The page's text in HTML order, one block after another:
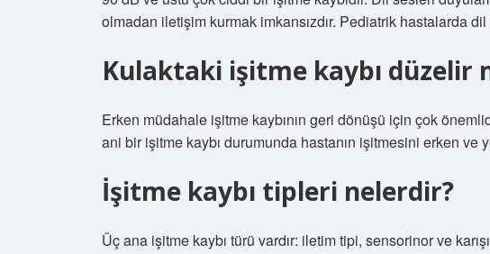
olmadan iletişim kurmak imkansızdır. Pediatrik hastalarda
Kulaktaki işitme kaybı düzelir
Erken müdahale işitme kaybının geri dönüşü için çok
ani bir işitme kaybı durumunda hastanın işitmesini erken ve
İşitme kaybı tipleri nelerdir?
Üç ana işitme kaybı türü vardır: iletim tipi, sensorinor ve